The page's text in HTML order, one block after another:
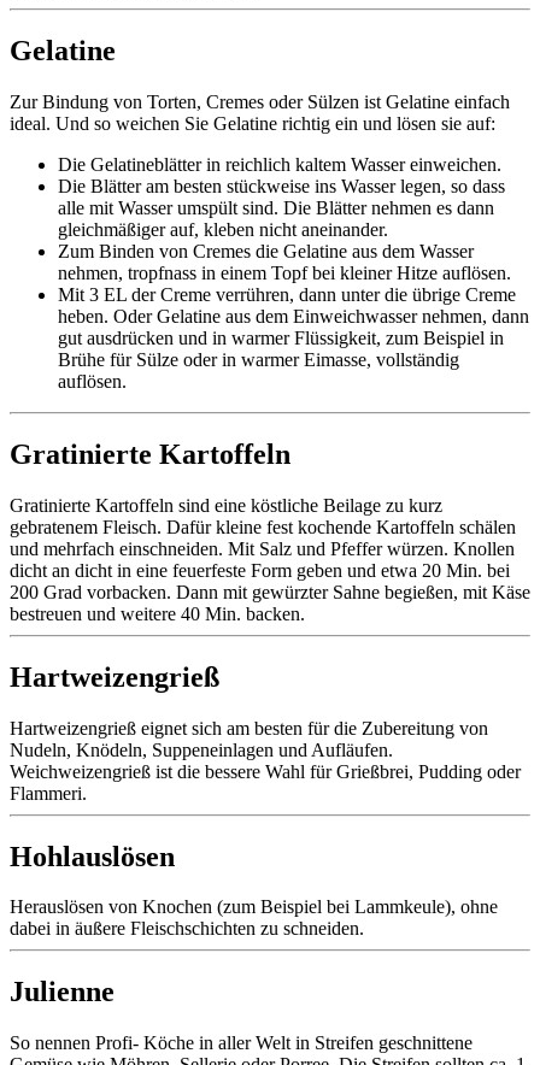
Gelatine
Zur Bindung von Torten, Cremes oder Sülzen ist Gelatine einfach
ideal. Und so weichen Sie Gelatine richtig ein und lösen sie auf:
Die Gelatineblätter in reichlich kaltem Wasser einweichen.
Die Blätter am besten stückweise ins Wasser legen, so dass
alle mit Wasser umspült sind. Die Blätter nehmen es dann
gleichmäßiger auf, kleben nicht aneinander.
Zum Binden von Cremes die Gelatine aus dem Wasser
nehmen, tropfnass in einem Topf bei kleiner Hitze auflösen.
Mit 3 EL der Creme verrühren, dann unter die übrige Creme
heben. Oder Gelatine aus dem Einweichwasser nehmen, dann
gut ausdrücken und in warmer Flüssigkeit, zum Beispiel in
Brühe für Sülze oder in warmer Eimasse, vollständig
auflösen.
Gratinierte Kartoffeln
Gratinierte Kartoffeln sind eine köstliche Beilage zu kurz
gebratenem Fleisch. Dafür kleine fest kochende Kartoffeln schälen
und mehrfach einschneiden. Mit Salz und Pfeffer würzen. Knollen
dicht an dicht in eine feuerfeste Form geben und etwa 20 Min. bei
200 Grad vorbacken. Dann mit gewürzter Sahne begießen, mit Käse
bestreuen und weitere 40 Min. backen.
Hartweizengrieß
Hartweizengrieß eignet sich am besten für die Zubereitung von
Nudeln, Knödeln, Suppeneinlagen und Aufläufen.
Weichweizengrieß ist die bessere Wahl für Grießbrei, Pudding oder
Flammeri.
Hohlauslösen
Herauslösen von Knochen (zum Beispiel bei Lammkeule), ohne
dabei in äußere Fleischschichten zu schneiden.
Julienne
So nennen Profi- Köche in aller Welt in Streifen geschnittene